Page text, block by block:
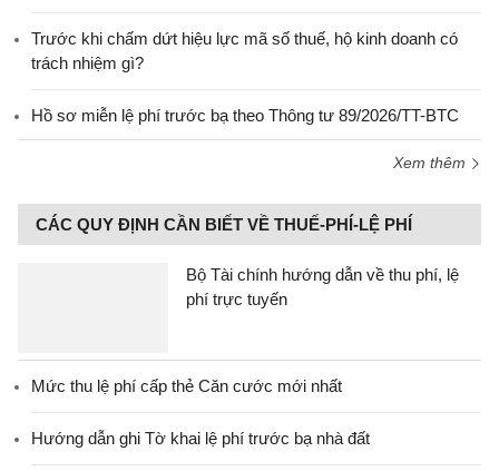
Trước khi chấm dứt hiệu lực mã số thuế, hộ kinh doanh có
trách nhiệm gì?
Hồ sơ miễn lệ phí trước bạ theo Thông tư 89/2026/TT-BTC
Xem thêm
CÁC QUY ĐỊNH CẦN BIẾT VỀ THUẾ-PHÍ-LỆ PHÍ
Bộ Tài chính hướng dẫn về thu phí, lệ
phí trực tuyến
Mức thu lệ phí cấp thẻ Căn cước mới nhất
Hướng dẫn ghi Tờ khai lệ phí trước bạ nhà đất